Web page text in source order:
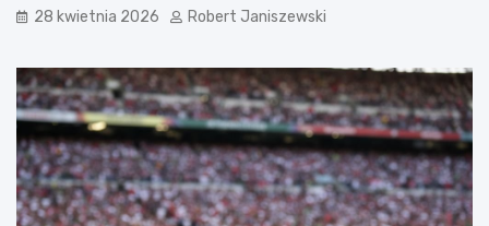
28 kwietnia 2026 Robert Janiszewski